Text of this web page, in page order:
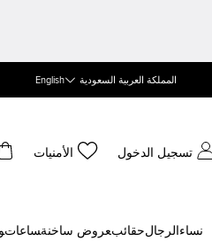
المملكة العربية السعودية English
تسجيل الدخول الأمنيات
نساء الرجالحقائب‍عروض ساخنة‍ساعات